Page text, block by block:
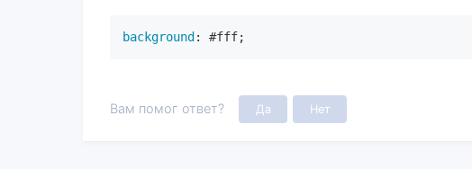
background : #fff;
Вам помог ответ? Да Нет